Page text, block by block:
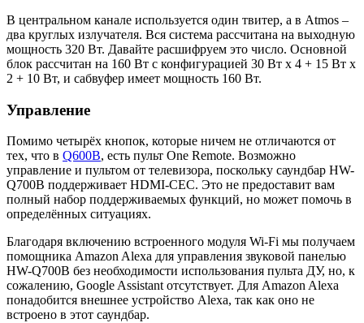
В центральном канале используется один твитер, а в Atmos –
два круглых излучателя. Вся система рассчитана на выходную
мощность 320 Вт. Давайте расшифруем это число. Основной
блок рассчитан на 160 Вт с конфигурацией 30 Вт x 4 + 15 Вт x
2 + 10 Вт, и сабвуфер имеет мощность 160 Вт.
Управление
Помимо четырёх кнопок, которые ничем не отличаются от
тех, что в Q600B, есть пульт One Remote. Возможно
управление и пультом от телевизора, поскольку саундбар HW-
Q700B поддерживает HDMI-CEC. Это не предоставит вам
полный набор поддерживаемых функций, но может помочь в
определённых ситуациях.
Благодаря включению встроенного модуля Wi-Fi мы получаем
помощника Amazon Alexa для управления звуковой панелью
HW-Q700B без необходимости использования пульта ДУ, но, к
сожалению, Google Assistant отсутствует. Для Amazon Alexa
понадобится внешнее устройство Alexa, так как оно не
встроено в этот саундбар.